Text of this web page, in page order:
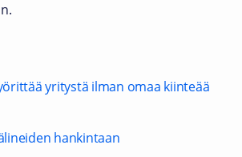
yritystä ilman omaa kiinteää
hankintaan